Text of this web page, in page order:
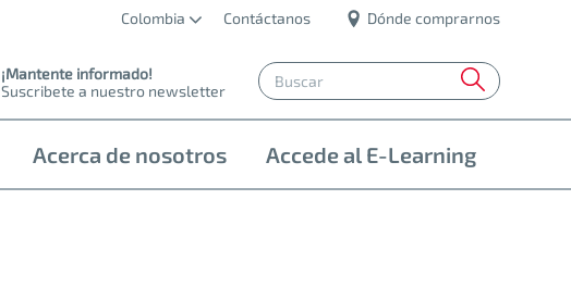
Colombia Contáctanos Dónde comprarnos
¡Mantente informado!
Suscribete a nuestro newsletter
Acerca de nosotros Accede al E-Learning